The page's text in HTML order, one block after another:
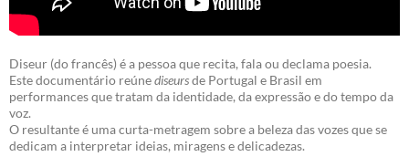
Diseur (do francês) é a pessoa que recita, fala ou declama poesia.
Este documentário reúnediseursde Portugal e Brasil em
performances que tratam da identidade, da expressão e do tempo da
voz.
O resultante é uma curta-metragem sobre a beleza das vozes que se
dedicam a interpretar ideias, miragens e delicadezas.